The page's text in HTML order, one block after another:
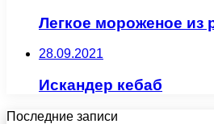
Легкое мороженое из
28.09.2021
Искандер кебаб
Последние записи